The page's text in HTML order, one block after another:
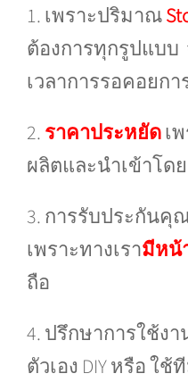
1. เพราะปริมาณ
ต้องการทุกรูปแบบ
เวลาการรอคอยก
2.ราคาประหยัดเ
ผลิตและนำเข้าโด
3. การรับประกันคุ
เพราะทางเรามีหน้
ถือ
4. ปรึกษาการใช้ง
ตัวเอง DIY หรือ ใ